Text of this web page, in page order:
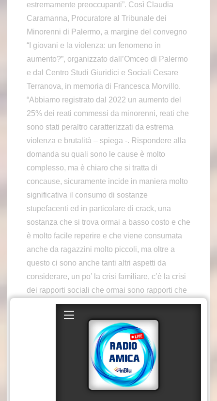
estremamente preoccupanti”. Così Claudia
Caramanna, Procuratore al Tribunale dei
Minorenni di Palermo, a margine del convegno
“I giovani e la violenza: un fenomeno in
aumento?”, organizzato dall’Omceo di Palermo
e dal Centro Studi Giuridici e Sociali Cesare
Terranova, in memoria di Francesca Morvillo.
“Abbiamo registrato dal 2022 un aumento del
25% dei reati commessi da minorenni, reati che
sono stati peraltro caratterizzati da estrema
violenza e brutalità – spiega -. Rispondere alla
domanda su quali sono le cause è molto
complesso, ma è chiaro che si tratta di
concause, sicuramente incide in maniera molto
significativa il consumo di sostanze
stupefacenti ed in particolare di crack, una
sostanza che si trova ormai a basso costo e che
è molto facile reperire e che viene consumata
anche da ragazzini molto piccoli, ma oltre a
questo ci sono anche tanti altri aspetti da
considerare, un po’ la crisi familiare, c’è la crisi
dei rapporti sociali che ormai sono rapporti che
vengono intrattenuti spesso attraverso
piattaforme, non sono più rapporti veri. Abbiamo
una società che presenta tanti aspetti di fragilità
e di insicurezza che sicuramente incidono sulla
psiche di questi minori e abbiamo anche degli
esempi da parte dei soggetti adulti che sono
molto vicini alla violenza e allora è chiaro che